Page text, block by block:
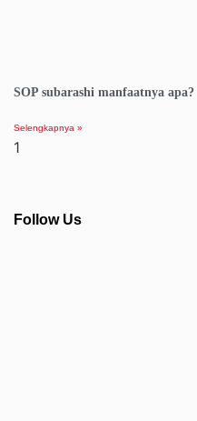
SOP subarashi manfaatnya apa?
Selengkapnya »
Follow Us